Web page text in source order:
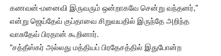
கணவன்-மனைவி இருவரும் ஒன்றாகவே சென்று வந்தனர்,”
என்று ஜெய்தேவ் குப்தாவை சிறுவயதில் இருந்தே அறிந்த
வாசுதேவ் பிரதான் கூறினார்.
“சத்தீஸ்கர் அல்லது மத்தியப் பிரதேசத்தில் இதுபோன்ற